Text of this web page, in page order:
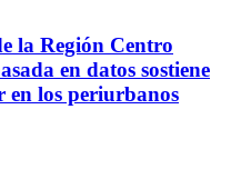
la Región Centro
en datos sostiene
en los periurbanos